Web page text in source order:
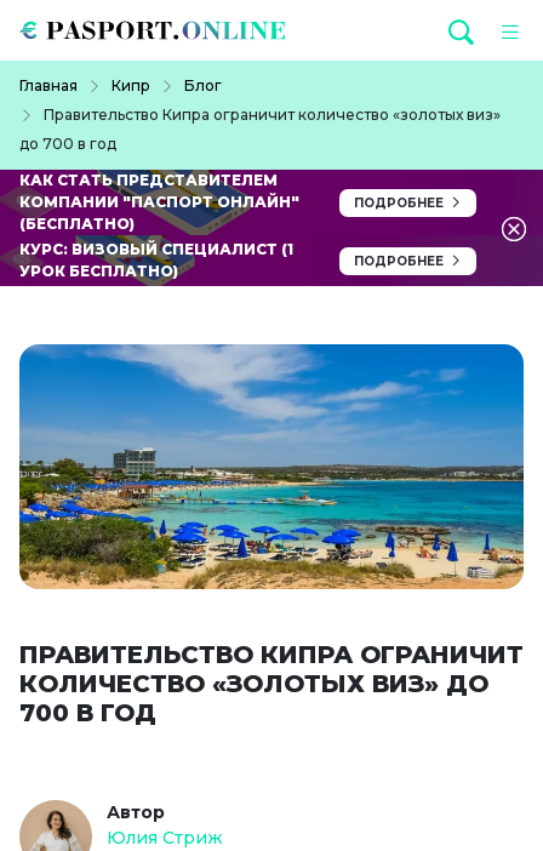
Главная Кипр
Блог
Правительство Кипра ограничит количество «золотых виз»
до 700 в год
КАК СТАТЬ ПРЕДСТАВИТЕЛЕМ
КОМПАНИИ "ПАСПОРТ ОНЛАЙН"
(БЕСПЛАТНО)
ПОДРОБНЕЕ
КУРС: ВИЗОВЫЙ СПЕЦИАЛИСТ (1
УРОК БЕСПЛАТНО)
ПОДРОБНЕЕ
ПРАВИТЕЛЬСТВО КИПРА ОГРАНИЧИТ
КОЛИЧЕСТВО «ЗОЛОТЫХ ВИЗ» ДО
700 В ГОД
Автор
Юлия Стриж